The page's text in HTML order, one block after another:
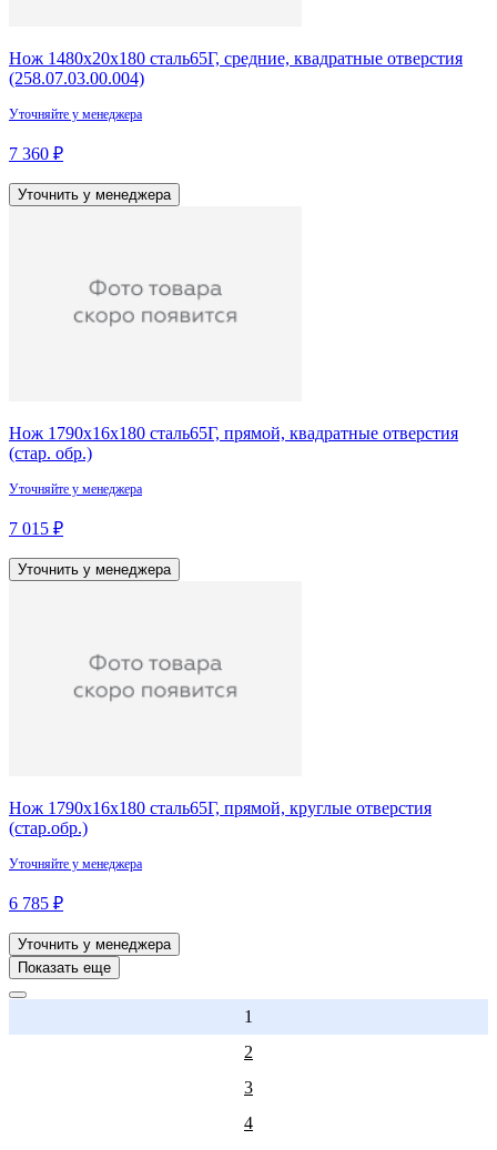
Нож 1480х20х180 сталь65Г, средние, квадратные отверстия
(258.07.03.00.004)
Уточняйте у менеджера
7 360 ₽
Уточнить у менеджера
Нож 1790х16х180 сталь65Г, прямой, квадратные отверстия
(стар. обр.)
Уточняйте у менеджера
7 015 ₽
Уточнить у менеджера
Нож 1790х16х180 сталь65Г, прямой, круглые отверстия
(стар.обр.)
Уточняйте у менеджера
6 785 ₽
Уточнить у менеджера
Показать еще
1
2
3
4